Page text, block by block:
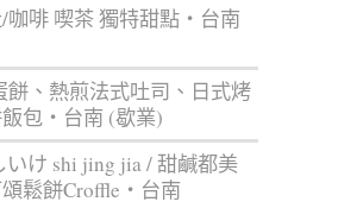
咖啡 喫茶 獨特甜點‧台南
餅、熱煎法式吐司、日式烤
飯包‧台南 (歇業)
いけ shi jing jia / 甜鹹都美
鬆餅Croffle‧台南